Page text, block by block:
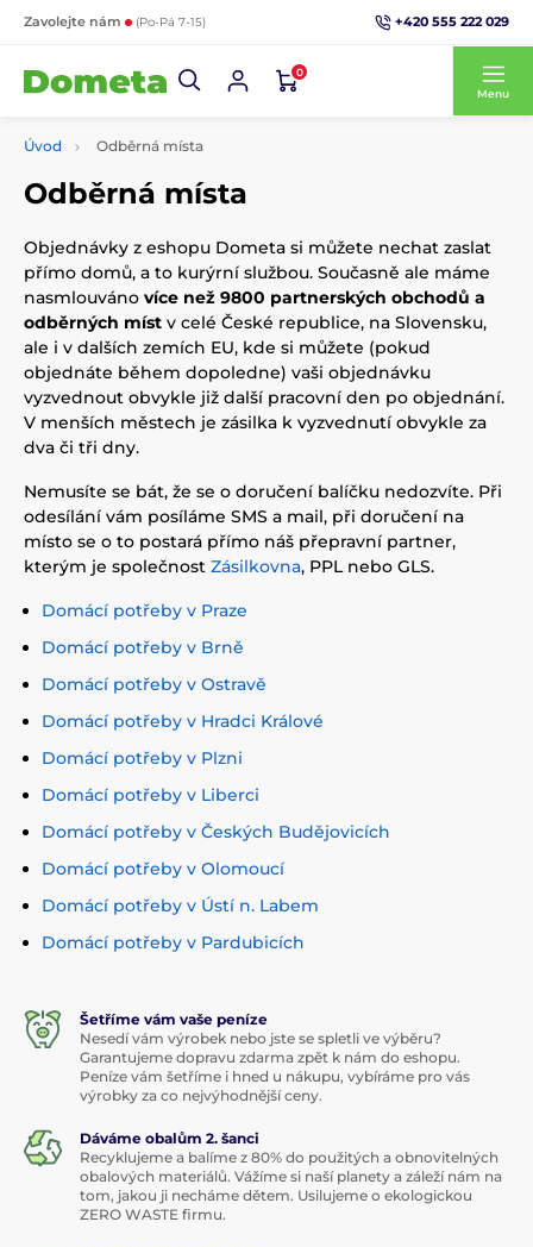
Zavolejte nám (Po-Pá 7-15) +420 555 222 029
0
Menu
Úvod Odběrná místa
Odběrná místa
Objednávky z eshopu Dometa si můžete nechat zaslat
přímo domů, a to kurýrní službou. Současně ale máme
nasmlouváno více než 9800 partnerských obchodů a
odběrných míst v celé České republice, na Slovensku,
ale i v dalších zemích EU, kde si můžete (pokud
objednáte během dopoledne) vaši objednávku
vyzvednout obvykle již další pracovní den po objednání.
V menších městech je zásilka k vyzvednutí obvykle za
dva či tři dny.
Nemusíte se bát, že se o doručení balíčku nedozvíte. Při
odesílání vám posíláme SMS a mail, při doručení na
místo se o to postará přímo náš přepravní partner,
kterým je společnost Zásilkovna, PPL nebo GLS.
Domácí potřeby v Praze
Domácí potřeby v Brně
Domácí potřeby v Ostravě
Domácí potřeby v Hradci Králové
Domácí potřeby v Plzni
Domácí potřeby v Liberci
Domácí potřeby v Českých Budějovicích
Domácí potřeby v Olomoucí
Domácí potřeby v Ústí n. Labem
Domácí potřeby v Pardubicích
Šetříme vám vaše peníze
Nesedí vám výrobek nebo jste se spletli ve výběru?
Garantujeme dopravu zdarma zpět k nám do eshopu.
Peníze vám šetříme i hned u nákupu, vybíráme pro vás
výrobky za co nejvýhodnější ceny.
Dáváme obalům 2. šanci
Recyklujeme a balíme z 80% do použitých a obnovitelných
obalových materiálů. Vážíme si naší planety a záleží nám na
tom, jakou ji necháme dětem. Usilujeme o ekologickou
ZERO WASTE firmu.